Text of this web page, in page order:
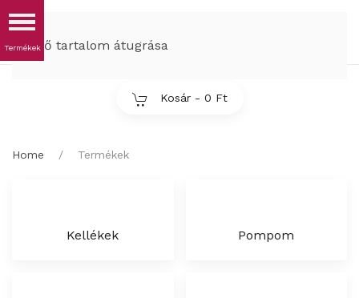
Fő tartalom átugrása
Kosár - 0 Ft
Home Termékek
Kellékek Pompom